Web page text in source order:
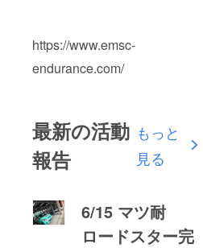
https://www.emsc-
endurance.com/
最新の活動
報告
もっと
見る
6/15 マツ耐
ロードスター完